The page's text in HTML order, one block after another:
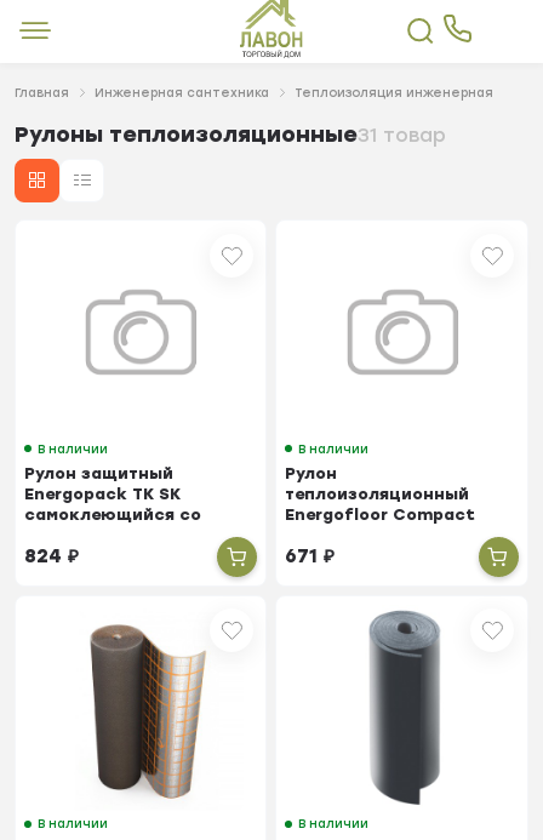
Главная Инженерная сантехника Теплоизоляция инженерная
Рулоны теплоизоляционные31 товар
В наличии
Рулон защитный
Energopack TK SK
самоклеющийся со
алюминиевой фольгой
ROLS ISOMARKET 1м х 25м
824₽
В наличии
Рулон
теплоизоляционный
Energofloor Compact
ROLS ISOMARKET 5мм х 1м
х 20м
671₽
В наличии В наличии